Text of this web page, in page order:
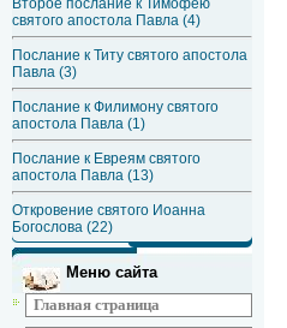
Второе послание к Тимофею
святого апостола Павла (4)
Послание к Титу святого апостола
Павла (3)
Послание к Филимону святого
апостола Павла (1)
Послание к Евреям святого
апостола Павла (13)
Откровение святого Иоанна
Богослова (22)
Меню сайта
Главная страница